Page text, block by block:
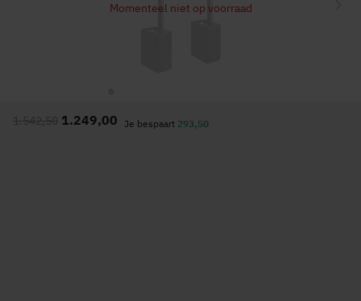
1.249,00
1.542,50 Je bespaart 293,50
het
Momenteel niet op voorraad